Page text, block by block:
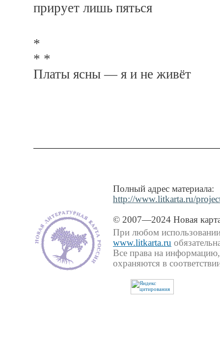
прирует лишь пяться
*
* *
Платы ясны — я и не живёт
Полный адрес материала:
http://www.litkarta.ru/
© 2007—2024 Новая
При любом использовании
www.litkarta.ru
Все права на
охраняются в